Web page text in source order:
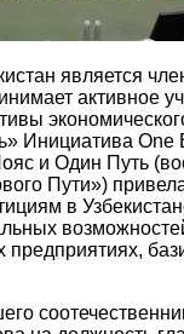
является
активное
Инициатива One
и Один Путь
Пути»)
в
предприятиях,